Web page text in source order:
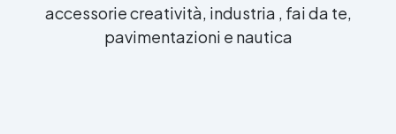
accessorie creatività, industria , fai da te,
pavimentazioni e nautica